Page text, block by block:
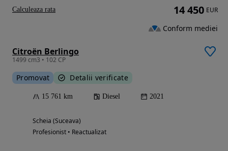
Citroën Berlingo
1499 cm3 • 102 CP
Promovat Detalii verificate
15 761 km Diesel 2021
Scheia (Suceava)
Profesionist • Reactualizat
14 450 EUR
Conform mediei
Calculeaza rata